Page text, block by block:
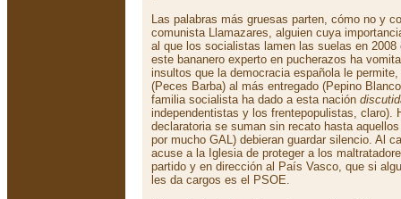
Las palabras más gruesas parten, cómo no y
comunista Llamazares, alguien cuya
al que los socialistas lamen las suelas en
este bananero experto en pucherazos ha
insultos que la democracia española le
(Peces Barba) al más entregado (Pepino
familia socialista ha dado a esta nación
independentistas y los frentepopulistas, claro).
declaratoria se suman sin recato hasta
por mucho GAL) debieran guardar silencio. Al
acuse a la Iglesia de proteger a los
partido y en dirección al País Vasco, que si
les da cargos es el PSOE.